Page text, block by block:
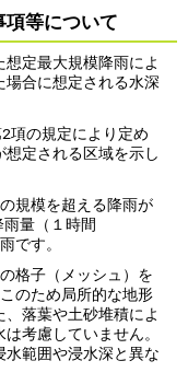
等について
定最大規模降雨によ
場合に想定される水深
項の規定により定め
定される区域を示し
規模を超える降雨が
量（１時間
です。
格子（メッシュ）を
のため局所的な地形
落葉や土砂堆積によ
考慮していません。
水範囲や浸水深と異な